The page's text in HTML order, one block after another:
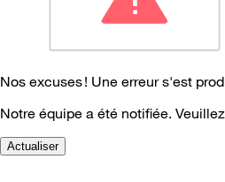
Nos excuses ! Une erreur s'est
Notre équipe a été notifiée.
Actualiser